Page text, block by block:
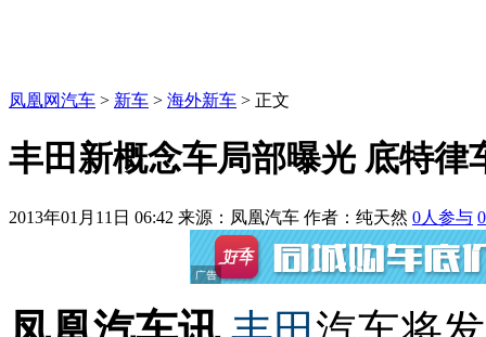
凤凰网汽车 > 新车 > 海外新车 > 正文
丰田新概念车局部曝光 底特律
2013年01月11日 06:42 来源：凤凰汽车 作者： 纯天然 0人参与 0